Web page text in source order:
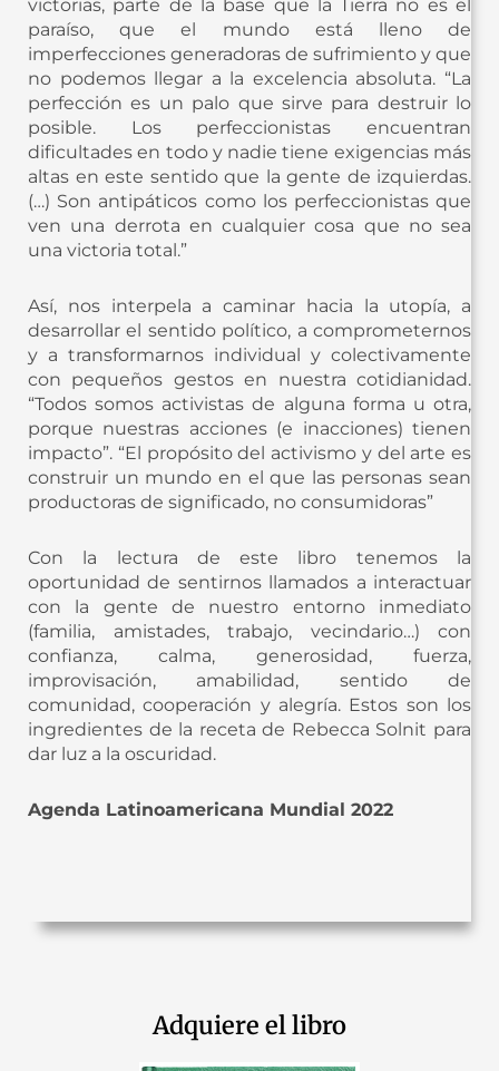
victorias, parte de la base que la Tierra no es el
paraíso, que el mundo está lleno de
imperfecciones generadoras de sufrimiento y que
no podemos llegar a la excelencia absoluta. “La
perfección es un palo que sirve para destruir lo
posible. Los perfeccionistas encuentran
dificultades en todo y nadie tiene exigencias más
altas en este sentido que la gente de izquierdas.
(…) Son antipáticos como los perfeccionistas que
ven una derrota en cualquier cosa que no sea
una victoria total.”
Así, nos interpela a caminar hacia la utopía, a
desarrollar el sentido político, a comprometernos
y a transformarnos individual y colectivamente
con pequeños gestos en nuestra cotidianidad.
“Todos somos activistas de alguna forma u otra,
porque nuestras acciones (e inacciones) tienen
impacto”. “El propósito del activismo y del arte es
construir un mundo en el que las personas sean
productoras de significado, no consumidoras”
Con la lectura de este libro tenemos la
oportunidad de sentirnos llamados a interactuar
con la gente de nuestro entorno inmediato
(familia, amistades, trabajo, vecindario…) con
confianza, calma, generosidad, fuerza,
improvisación, amabilidad, sentido de
comunidad, cooperación y alegría. Estos son los
ingredientes de la receta de Rebecca Solnit para
dar luz a la oscuridad.
Agenda Latinoamericana Mundial 2022
Adquiere el libro